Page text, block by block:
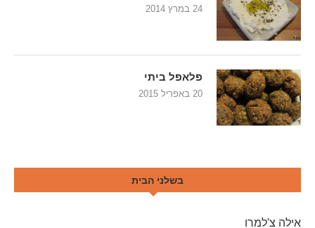
24 במרץ 2014
פלאפל ביתי
20 באפריל 2015
בשלני הבית
אילה צ'למרו